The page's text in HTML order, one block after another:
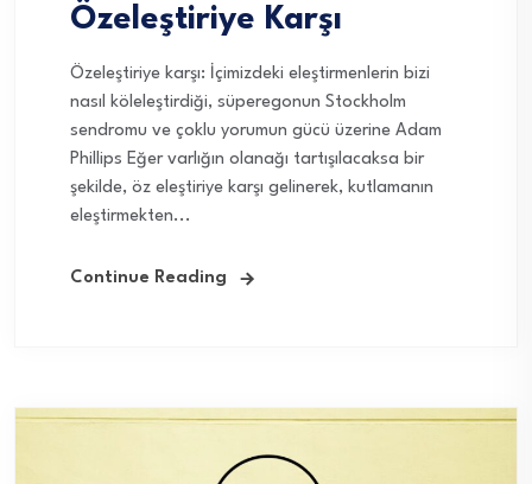
Özeleştiriye Karşı
Özeleştiriye karşı: İçimizdeki eleştirmenlerin bizi
nasıl köleleştirdiği, süperegonun Stockholm
sendromu ve çoklu yorumun gücü üzerine Adam
Phillips Eğer varlığın olanağı tartışılacaksa bir
şekilde, öz eleştiriye karşı gelinerek, kutlamanın
eleştirmekten...
Continue Reading